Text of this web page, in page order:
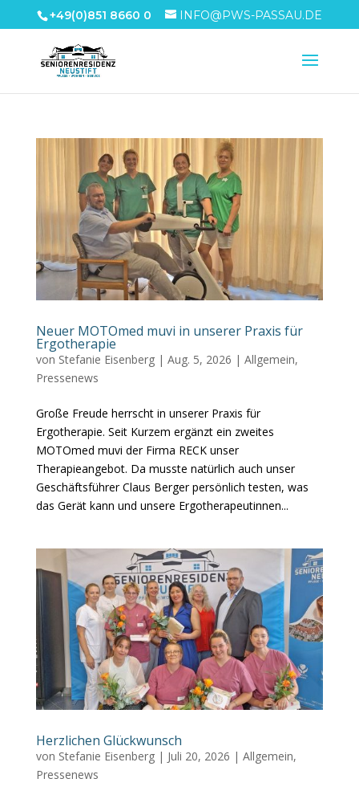
+49(0)851 8660 0 INFO@PWS-PASSAU.DE
Neuer MOTOmed muvi in unserer Praxis für
Ergotherapie
von Stefanie Eisenberg| Aug. 5, 2026 | Allgemein,
Pressenews
Große Freude herrscht in unserer Praxis für
Ergotherapie. Seit Kurzem ergänzt ein zweites
MOTOmed muvi der Firma RECK unser
Therapieangebot. Da musste natürlich auch unser
Geschäftsführer Claus Berger persönlich testen, was
das Gerät kann und unsere Ergotherapeutinnen...
Herzlichen Glückwunsch
von Stefanie Eisenberg| Juli 20, 2026 | Allgemein,
Pressenews